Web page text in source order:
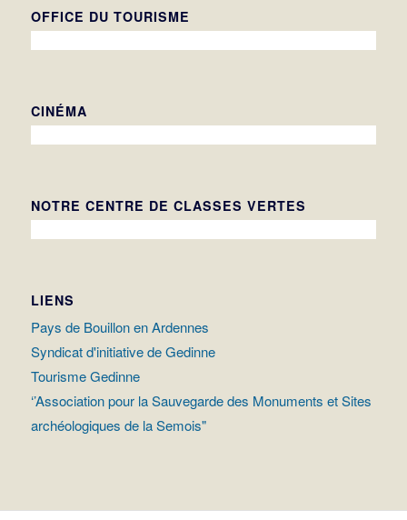
OFFICE DU TOURISME
CINÉMA
NOTRE CENTRE DE CLASSES VERTES
LIENS
Pays de Bouillon en Ardennes
Syndicat d'initiative de Gedinne
Tourisme Gedinne
‘’Association pour la Sauvegarde des Monuments et Sites
archéologiques de la Semois"